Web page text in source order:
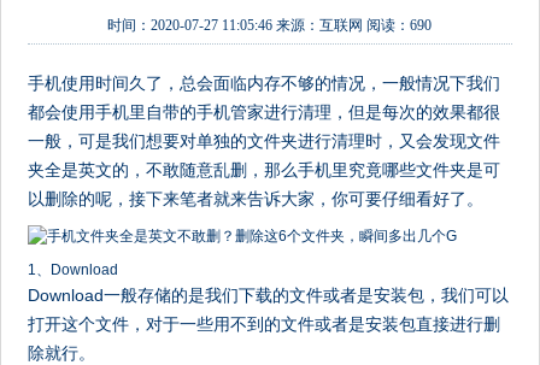
时间：2020-07-27 11:05:46 来源：互联网 阅读：690
手机使用时间久了，总会面临内存不够的情况，一般情况下我们
都会使用手机里自带的手机管家进行清理，但是每次的效果都很
一般，可是我们想要对单独的文件夹进行清理时，又会发现文件
夹全是英文的，不敢随意乱删，那么手机里究竟哪些文件夹是可
以删除的呢，接下来笔者就来告诉大家，你可要仔细看好了。
1、Download
Download一般存储的是我们下载的文件或者是安装包，我们可以
打开这个文件，对于一些用不到的文件或者是安装包直接进行删
除就行。